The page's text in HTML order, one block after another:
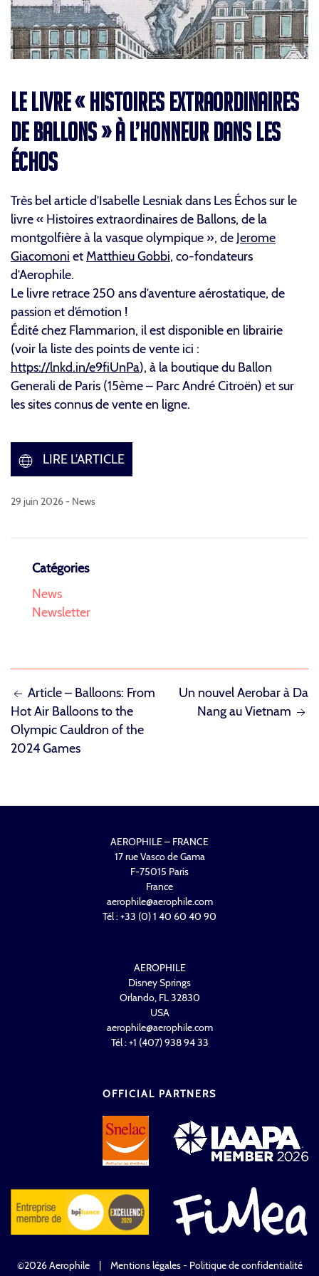
LE LIVRE « HISTOIRES EXTRAORDINAIRES
DE BALLONS » À L’HONNEUR DANS LES
ÉCHOS
Très bel article d’Isabelle Lesniak dans Les Échos sur le
livre « Histoires extraordinaires de Ballons, de la
montgolfière à la vasque olympique », de Jerome
Giacomoni et Matthieu Gobbi, co-fondateurs
d’Aerophile.
Le livre retrace 250 ans d’aventure aérostatique, de
passion et d’émotion !
Édité chez Flammarion, il est disponible en librairie
(voir la liste des points de vente ici :
https://lnkd.in/e9fiUnPa), à la boutique du Ballon
Generali de Paris (15ème – Parc André Citroën) et sur
les sites connus de vente en ligne.
LIRE L'ARTICLE
29 juin 2026 - News
Catégories
News
Newsletter
NAVIGATION
DE
L’ARTICLE
Article – Balloons: From
Hot Air Balloons to the
Olympic Cauldron of the
2024 Games
Un nouvel Aerobar à Da
Nang au Vietnam
AEROPHILE – FRANCE
17 rue Vasco de Gama
F-75015 Paris
France
aerophile@aerophile.com
Tél : +33 (0) 1 40 60 40 90
AEROPHILE
Disney Springs
Orlando, FL 32830
USA
aerophile@aerophile.com
Tél : +1 (407) 938 94 33
OFFICIAL PARTNERS
©2026 Aerophile | Mentions légales - Politique de confidentialité